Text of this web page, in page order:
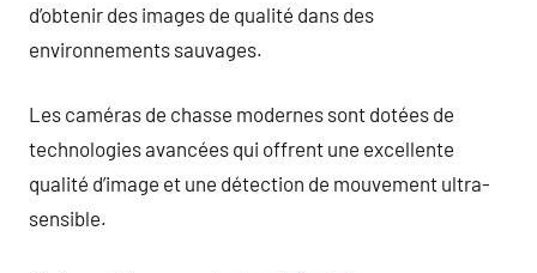
d’obtenir des images de qualité dans des
environnements sauvages.
Les caméras de chasse modernes sont dotées de
technologies avancées qui offrent une excellente
qualité d’image et une détection de mouvement ultra-
sensible.